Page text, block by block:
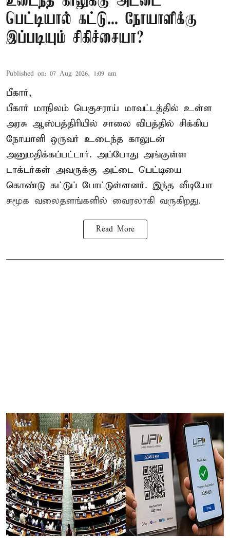
பெட்டியால் கட்டு... நோயாளிக்கு
இப்படியும் சிகிச்சையா?
Published on: 07 Aug 2026, 1:09 am
பீகார்,
பீகார் மாநிலம் பெகுசராய் மாவட்டத்தில் உள்ள
அரசு ஆஸ்பத்திரியில் சாலை விபத்தில் சிக்கிய
நோயாளி ஒருவர் உடைந்த காலுடன்
அனுமதிக்கப்பட்டார். அப்போது அங்குள்ள
டாக்டர்கள் அவருக்கு அட்டை பெட்டியை
கொண்டு கட்டுப் போட்டுள்ளனர். இந்த வீடியோ
சமூக வலைதளங்களில் வைரலாகி வருகிறது.
Read More